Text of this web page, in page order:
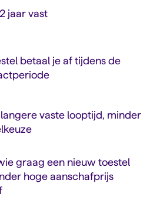
jaar vast
betaal je af tijdens de
vaste looptijd, minder
graag een nieuw toestel
hoge aanschafprijs